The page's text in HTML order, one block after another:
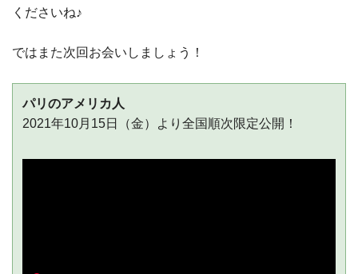
くださいね♪
ではまた次回お会いしましょう！
パリのアメリカ人
2021年10月15日（金）より全国順次限定公開！